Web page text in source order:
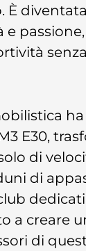
È
senza
E30,
di
di
dedicati
a creare
di